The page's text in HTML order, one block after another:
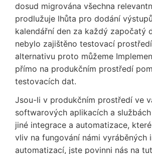
dosud migrována všechna
prodlužuje lhůta pro dodání
kalendářní den za každý započatý
nebylo zajištěno testovací
alternativu proto můžeme
přímo na produkčním prostředí
testovacích dat.
Jsou-li v produkčním prostředí ve
softwarových aplikacích a
jiné integrace a automatizace,
vliv na fungování námi vyráběných
automatizací, jste povinni nás na